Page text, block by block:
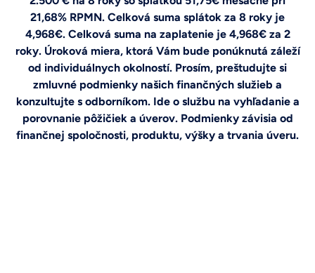
21,68% RPMN. Celková suma splátok za 8 roky je
4,968€. Celková suma na zaplatenie je 4,968€ za 2
roky. Úroková miera, ktorá Vám bude ponúknutá záleží
od individuálnych okolností. Prosím, preštudujte si
zmluvné podmienky našich finančných služieb a
konzultujte s odborníkom. Ide o službu na vyhľadanie a
porovnanie pôžičiek a úverov. Podmienky závisia od
finančnej spoločnosti, produktu, výšky a trvania úveru.